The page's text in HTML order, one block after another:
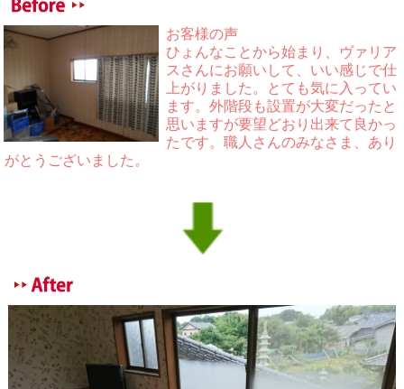
お客様の声
ひょんなことから始まり、ヴァリア
スさんにお願いして、いい感じで仕
上がりました。とても気に入ってい
ます。外階段も設置が大変だったと
思いますが要望どおり出来て良かっ
たです。職人さんのみなさま、あり
がとうございました。